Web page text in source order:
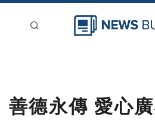
登入
善德永傳 愛心